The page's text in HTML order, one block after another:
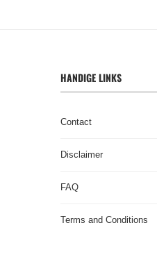
HANDIGE LINKS
Contact
Disclaimer
FAQ
Terms and Conditions